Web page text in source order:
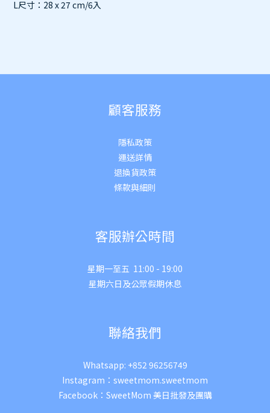
L尺寸：28 x 27 cm/6入
顧客服務
隱私政策
運送詳情
退換貨政策
條款與細則
客服辦公時間
星期一至五 11:00 - 19:00
星期六日及公眾假期休息
聯絡我們
Whatsapp: +852 96256749
Instagram： sweetmom.sweetmom
Facebook： SweetMom 美日批發及團購